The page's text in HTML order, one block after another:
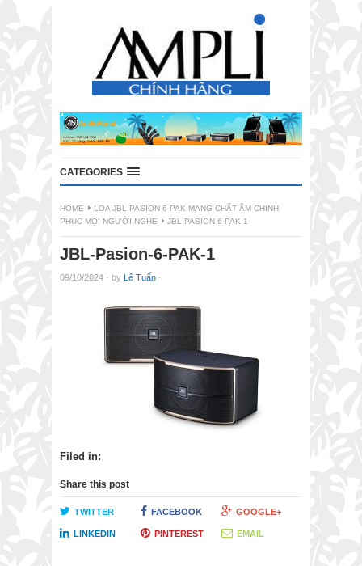
CATEGORIES
HOME
LOA JBL PASION 6-PAK MANG CHẤT ÂM CHINH
PHỤC MỌI NGƯỜI NGHE
JBL-PASION-6-PAK-1
JBL-Pasion-6-PAK-1
09/10/2024 · by Lê Tuấn ·
Filed in:
Share this post
TWITTER FACEBOOK GOOGLE+
LINKEDIN PINTEREST EMAIL